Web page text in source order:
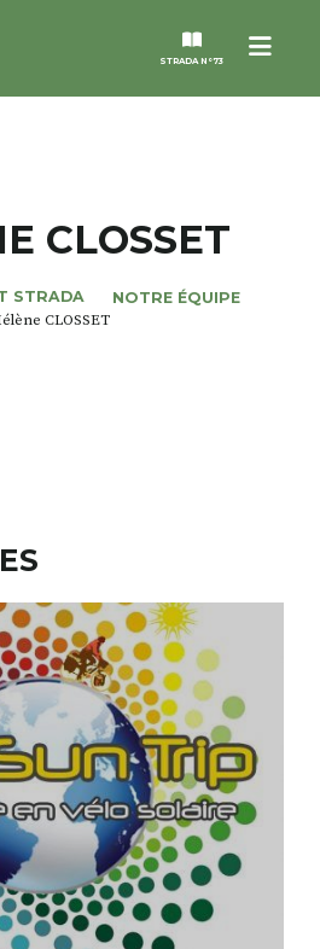
Menu
STRADA N°73
S'ABONNER
À LA NEWSLETTER
INSTAGRAM
LINKEDINYOUTUBE
CLOSSET
STRADA
NOTRE ÉQUIPE
CLOSSET